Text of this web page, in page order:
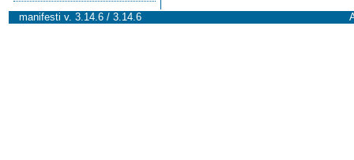
manifesti v. 3.14.6 / 3.14.6